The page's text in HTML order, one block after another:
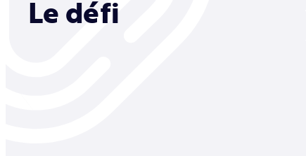
Le défi